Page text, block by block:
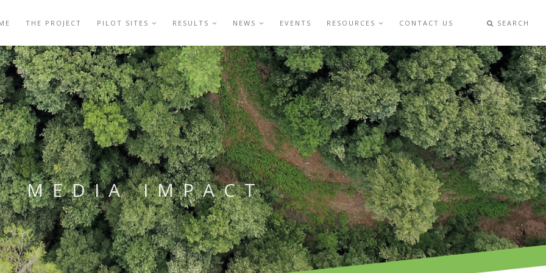
THE PROJECT PILOT SITES RESULTS NEWS EVENTS RESOURCES CONTACT US SEARCH
MEDIA IMPACT